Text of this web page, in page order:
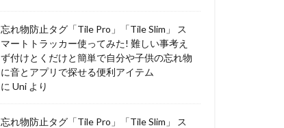
忘れ物防止タグ「Tile Pro」「Tile Slim」 ス
マートトラッカー使ってみた! 難しい事考え
ず付けとくだけと簡単で自分や子供の忘れ物
に音とアプリで探せる便利アイテム
に Uni より
忘れ物防止タグ「Tile Pro」「Tile Slim」 ス